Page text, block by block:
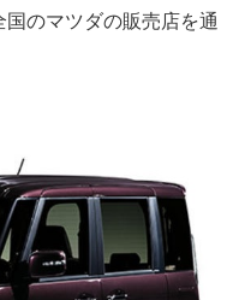
のマツダの販売店を通